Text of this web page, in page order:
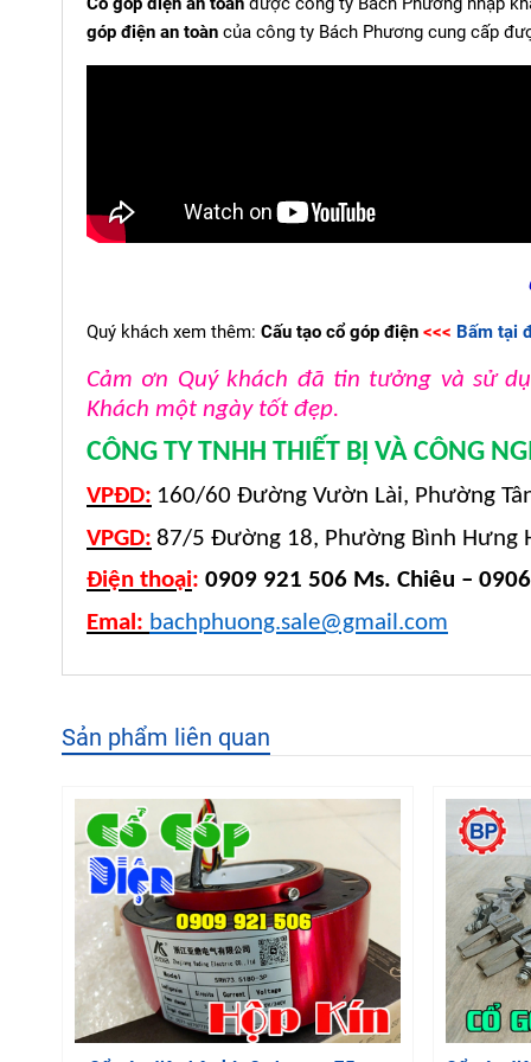
góp điện an toàn của công ty Bách Phương cung cấp
Quý khách xem thêm: Cấu tạo cổ góp điện <<< Bấm tại
Cảm ơn Quý khách đã tin tưởng và sử
Khách một ngày tốt đẹp.
CÔNG TY TNHH THIẾT BỊ VÀ CÔNG
VPĐD: 160/60 Đường Vườn Lài, Phường
VPGD: 87/5 Đường 18, Phường Bình Hưng
Điện thoại: 0909 921 506 Ms. Chiêu –
Emal: bachphuong.sale@gmail.com
Sản phẩm liên quan